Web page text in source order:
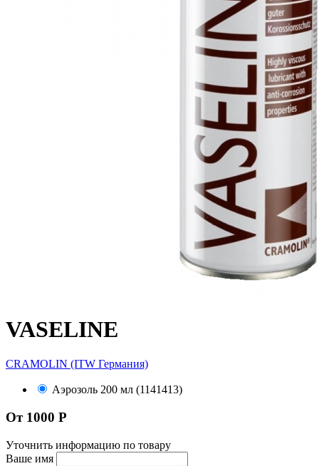
VASELINE
CRAMOLIN (ITW Германия)
Аэрозоль 200 мл (1141413)
От 1000 Р
Уточнить информацию по товару
Ваше имя